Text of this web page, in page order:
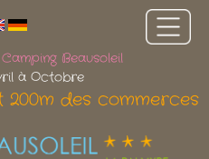
Beausoleil
à Octobre
des commerces